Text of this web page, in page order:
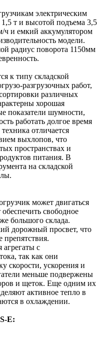
электрическим
т и высотой подъема 3,5
ч и емкий аккумулятором
модели.
радиус поворота 1150мм
к типу складской
разгрузочных работ,
различных
хорошая
показатели шумности,
работать долгое время
отличается
выхлопов, что
пространствах и
питания. В
на складской
может двигаться
свободное
большого склада.
дорожный просвет, что
препятствия.
с
так как они
скорости, ускорения и
меньше подвержены
и щеток. Еще одним их
активное тепло в
в охлаждении.
E: